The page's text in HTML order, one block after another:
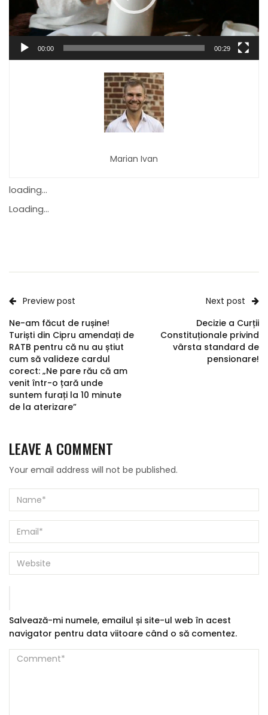
00:00 00:29
Marian Ivan
loading...
Loading...
Preview post
Ne-am făcut de rușine!
Turiști din Cipru amendați de
RATB pentru că nu au știut
cum să valideze cardul
corect: „Ne pare rău că am
venit într-o țară unde
suntem furați la 10 minute
de la aterizare”
Next post
Decizie a Curții
Constituționale privind
vârsta standard de
pensionare!
LEAVE A COMMENT
Your email address will not be published.
Salvează-mi numele, emailul și site-ul web în acest
navigator pentru data viitoare când o să comentez.